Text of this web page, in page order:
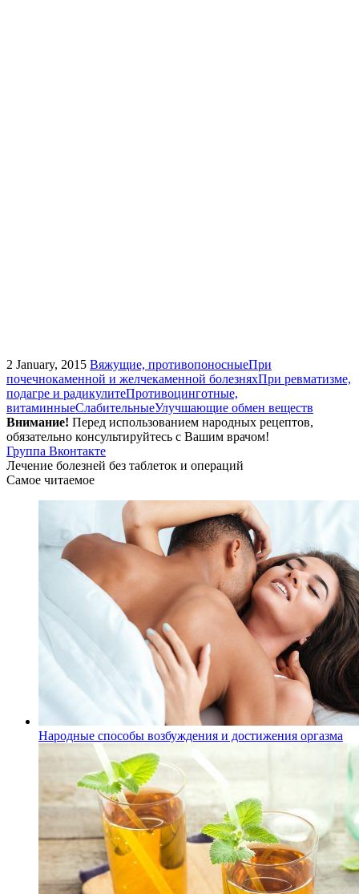
2 January, 2015 Вяжущие, противопоносныеПри
почечнокаменной и желчекаменной болезняхПри ревматизме,
подагре и радикулитеПротивоцинготные,
витаминныеСлабительныеУлучшающие обмен веществ
Внимание! Перед использованием народных рецептов,
обязательно консультируйтесь с Вашим врачом!
Группа Вконтакте
Лечение болезней без таблеток и операций
Самое читаемое
Народные способы возбуждения и достижения оргазма